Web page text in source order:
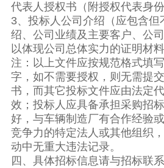
代表人授权书（附授权代表身份
3、投标人公司介绍（应包含但
绍、公司业绩及主要客户、公
以体现公司总体实力的证明材料
注：以上文件应按规范格式填
字，如不需要授权，则无需提
书，而其它投标文件应由法定
效；投标人应具备承担采购招
好，与车辆制造厂有合作经验
竞争力的特定法人或其他组织
动中无重大违法记录。
四、具体招标信息请与招标联